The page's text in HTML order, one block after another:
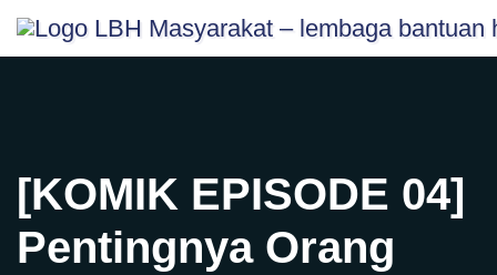
content
Skip
[KOMIK EPISODE 04]
Pentingnya Orang